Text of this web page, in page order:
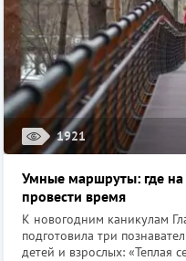
1921
Умные маршруты: где
провести время
К новогодним каникулам
подготовила три
детей и взрослых: «Теплая